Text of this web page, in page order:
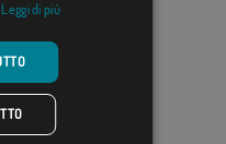
Leggi di più